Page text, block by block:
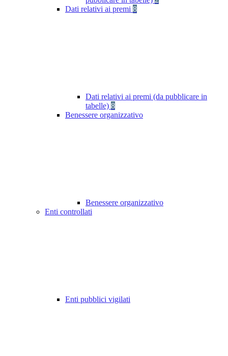
Dati relativi ai premi 8
Dati relativi ai premi (da pubblicare in
tabelle) 8
Benessere organizzativo
Benessere organizzativo
Enti controllati
Enti pubblici vigilati